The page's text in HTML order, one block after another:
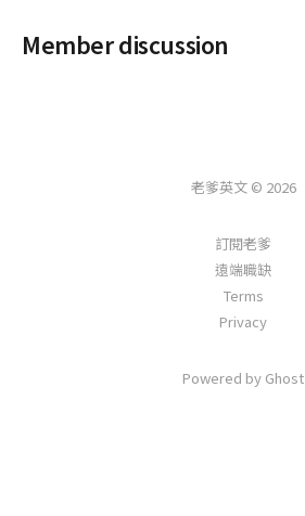
Member discussion
老爹英文 © 2026
訂閱老爹
遠端職缺
Terms
Privacy
Powered by Ghost